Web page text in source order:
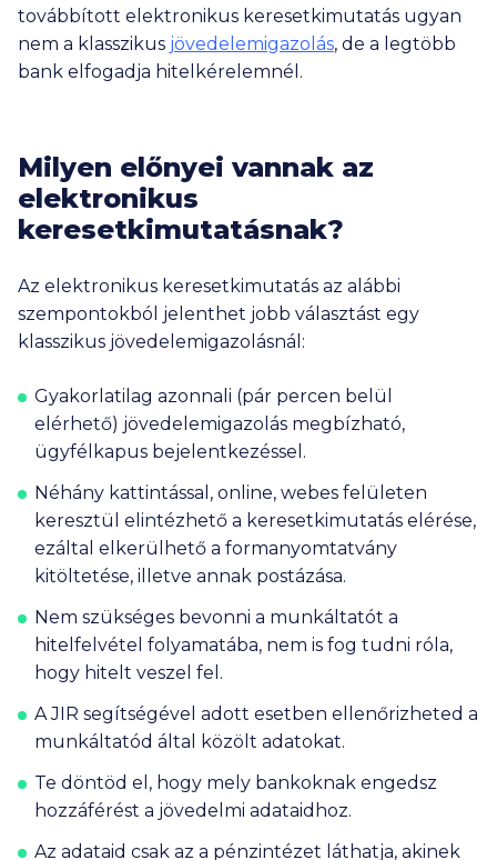
továbbított elektronikus keresetkimutatás ugyan
nem a klasszikus jövedelemigazolás, de a legtöbb
bank elfogadja hitelkérelemnél.
Milyen előnyei vannak az
elektronikus
keresetkimutatásnak?
Az elektronikus keresetkimutatás az alábbi
szempontokból jelenthet jobb választást egy
klasszikus jövedelemigazolásnál:
Gyakorlatilag azonnali (pár percen belül
elérhető) jövedelemigazolás megbízható,
ügyfélkapus bejelentkezéssel.
Néhány kattintással, online, webes felületen
keresztül elintézhető a keresetkimutatás elérése,
ezáltal elkerülhető a formanyomtatvány
kitöltetése, illetve annak postázása.
Nem szükséges bevonni a munkáltatót a
hitelfelvétel folyamatába, nem is fog tudni róla,
hogy hitelt veszel fel.
A JIR segítségével adott esetben ellenőrizheted a
munkáltatód által közölt adatokat.
Te döntöd el, hogy mely bankoknak engedsz
hozzáférést a jövedelmi adataidhoz.
Az adataid csak az a pénzintézet láthatja, akinek